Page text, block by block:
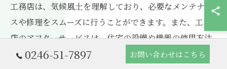
工務店は、気候風土を理解しており、必要なメンテナン
スや修理をスムーズに行うことができます。また、工務
店のアフターサービスは、住宅の設備や機器の使用方法
からトラブル時の対応まで、住まい手の安心を支える要
0246-51-7897 お問い合わせはこちら